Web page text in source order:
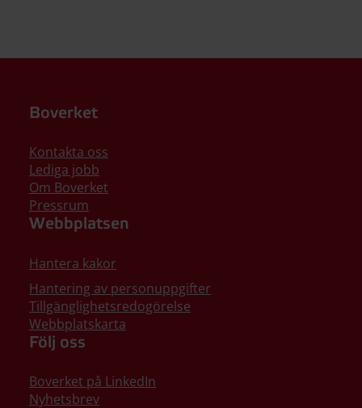
Boverket
Kontakta oss
Lediga jobb
Om Boverket
Pressrum
Webbplatsen
Hantera kakor
Hantering av personuppgifter
Tillgänglighetsredogörelse
Webbplatskarta
Följ oss
Boverket på LinkedIn
Nyhetsbrev